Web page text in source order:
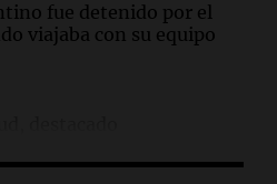
fue detenido por el
viajaba con su equipo